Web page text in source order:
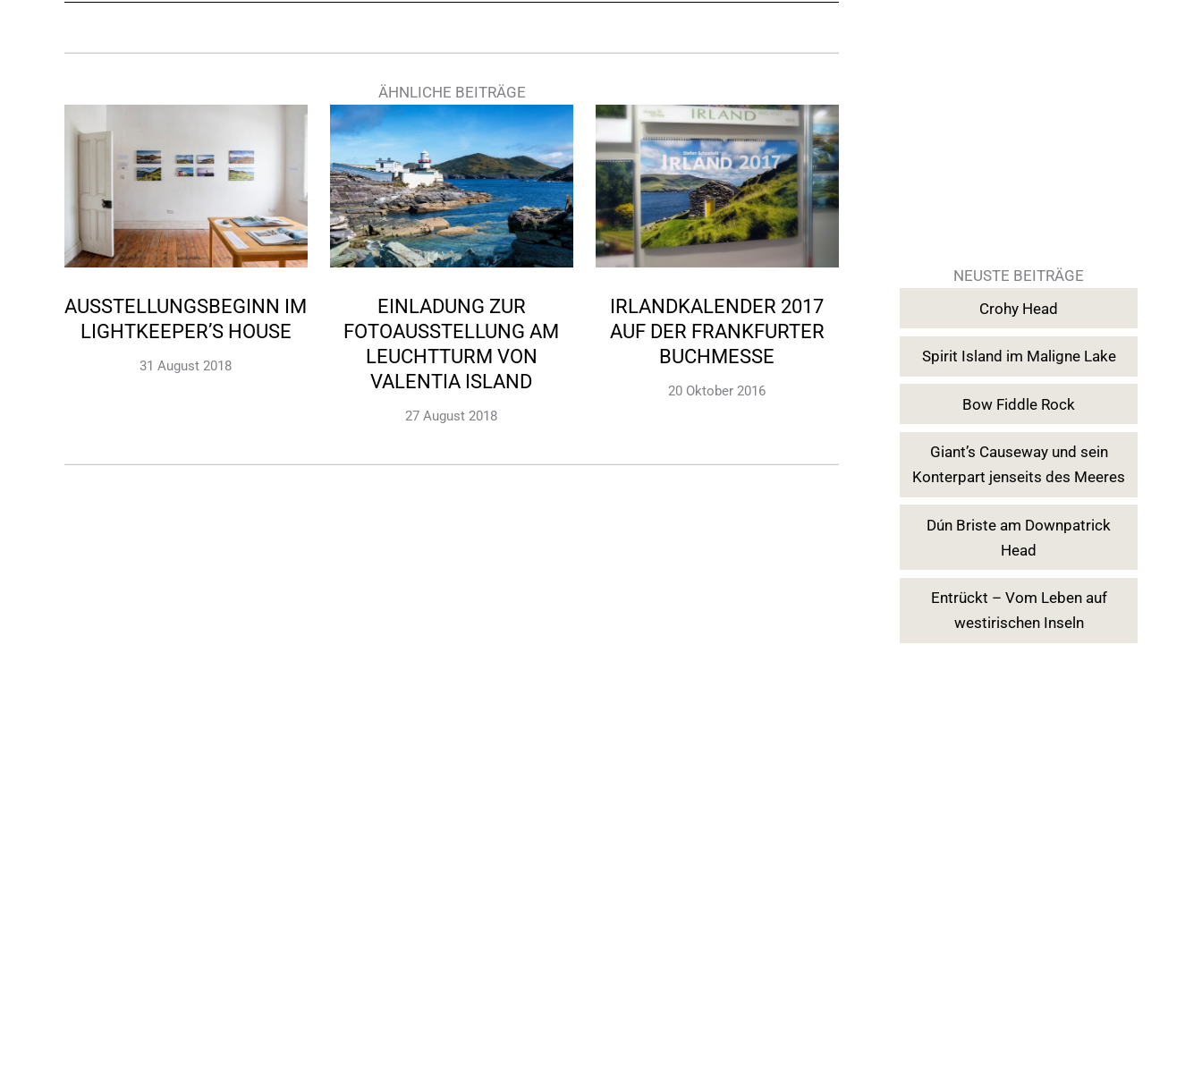
ÄHNLICHE BEITRÄGE
AUSSTELLUNGSBEGINN IM
LIGHTKEEPER’S HOUSE
31 August 2018
EINLADUNG ZUR
FOTOAUSSTELLUNG AM
LEUCHTTURM VON
VALENTIA ISLAND
27 August 2018
IRLANDKALENDER 2017
AUF DER FRANKFURTER
BUCHMESSE
20 Oktober 2016
NEUSTE BEITRÄGE
Crohy Head
Spirit Island im Maligne Lake
Bow Fiddle Rock
Giant’s Causeway und sein
Konterpart jenseits des Meeres
Dún Briste am Downpatrick
Head
Entrückt – Vom Leben auf
westirischen Inseln